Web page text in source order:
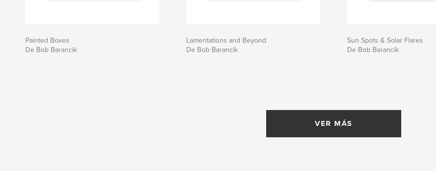
Painted Boxes
De Bob Barancik
Lamentations and Beyond
De Bob Barancik
Sun Spots & Solar Flares
De Bob Barancik
VER MÁS